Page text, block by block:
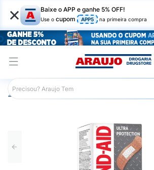
× Baixe o APP e ganhe 5% OFF!
Use o cupom APP5 na primeira compra
Araujo Saúde e Bem Estar